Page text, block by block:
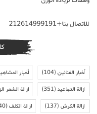
للاتصال بنا+212614999191
أخبار الفنانين(104) أخبار
ازالة التجاعيد(351) ازالة الشعر
ازالة الكرش(137) ازالة الكلف(140)